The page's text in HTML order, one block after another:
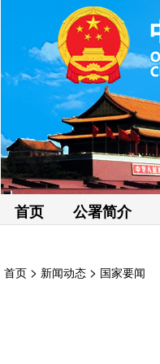
首页 公署简介
首页 > 新闻动态 > 国家要闻